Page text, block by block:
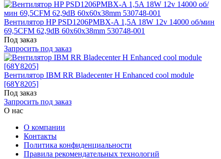
Вентилятор HP PSD1206PMBX-A 1,5A 18W 12v 14000 об/мин
69,5CFM 62,9dB 60x60x38mm 530748-001
Под заказ
Запросить под заказ
Вентилятор IBM RR Bladecenter H Enhanced cool module
[68Y8205]
Под заказ
Запросить под заказ
О нас
О компании
Контакты
Политика конфиденциальности
Правила рекомендательных технологий